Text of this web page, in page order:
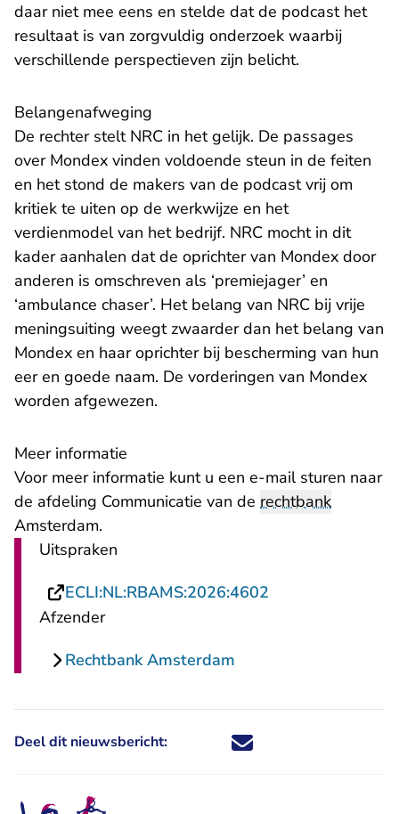
daar niet mee eens en stelde dat de podcast het
resultaat is van zorgvuldig onderzoek waarbij
verschillende perspectieven zijn belicht.
Belangenafweging
De rechter stelt NRC in het gelijk. De passages
over Mondex vinden voldoende steun in de feiten
en het stond de makers van de podcast vrij om
kritiek te uiten op de werkwijze en het
verdienmodel van het bedrijf. NRC mocht in dit
kader aanhalen dat de oprichter van Mondex door
anderen is omschreven als ‘premiejager’ en
‘ambulance chaser’. Het belang van NRC bij vrije
meningsuiting weegt zwaarder dan het belang van
Mondex en haar oprichter bij bescherming van hun
eer en goede naam. De vorderingen van Mondex
worden afgewezen.
Meer informatie
Voor meer informatie kunt u een e-mail- U verlaat
sturen naar
de afdeling Communicatie van de rechtbank
Amsterdam.
Uitspraken
ECLI:NL:RBAMS:2026:4602
Afzender
Rechtbank Amsterdam
Deel dit nieuwsbericht: Deel dit nieuwsbericht via X -
Deel dit nieuwsbericht via
Deel dit nieuwsbericht
Deel dit